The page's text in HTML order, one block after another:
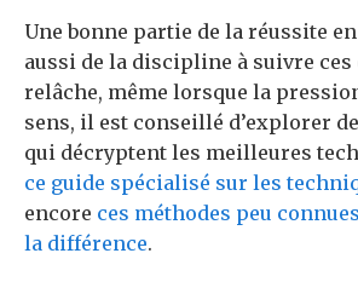
Une bonne partie de la réussite en
aussi de la discipline à suivre ces
relâche, même lorsque la
sens, il est conseillé d’explorer
qui décryptent les meilleures
ce guide spécialisé sur les
encore ces méthodes peu
la différence.